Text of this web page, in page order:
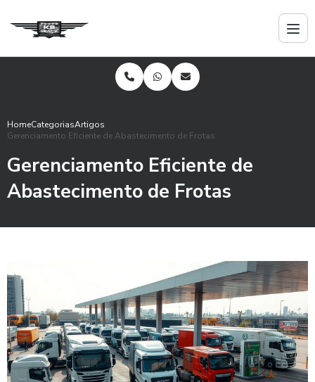
HomeCategoriasArtigos
Gerenciamento Eficiente de Abastecimento de Frotas
Gerenciamento Eficiente de
Abastecimento de Frotas